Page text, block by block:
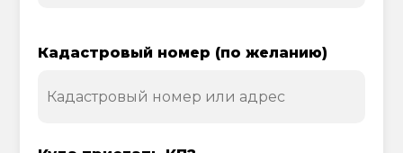
Кадастровый номер (по желанию)